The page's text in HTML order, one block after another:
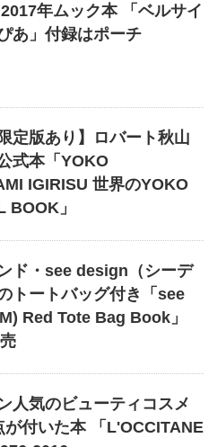
年ムック本 「ベルサイ
あ」付録はポーチ
定版あり】ロバート秋山
式本「YOKO
IGIRISU 世界のYOKO
BOOK」
ド・see design（シーデ
トートバッグ付き「see
Red Tote Bag Book」
人気のビューティコスメ
が付いた本 「L'OCCITANE